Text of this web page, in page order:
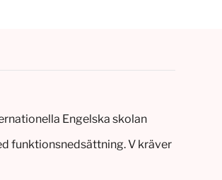
Engelska skolan
funktionsnedsättning. V kräver